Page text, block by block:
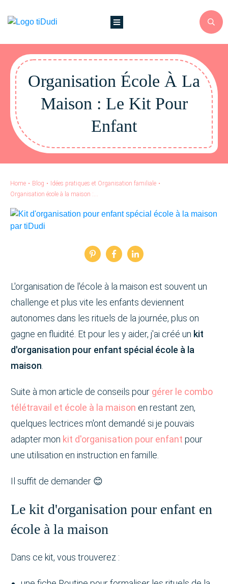
Organisation École À La
Maison : Le Kit Pour
Enfant
Home • Blog • Idées pratiques et Organisation familiale •
Organisation école à la maison : le kit pour enfant
L'organisation de l'école à la maison est souvent un
challenge et plus vite les enfants deviennent
autonomes dans les rituels de la journée, plus on
gagne en fluidité. Et pour les y aider, j'ai créé un kit
d'organisation pour enfant spécial école à la
maison
Suite à mon article de conseils pour gérer le combo
télétravail et école à la maison en restant zen,
quelques lectrices m'ont demandé si je pouvais
adapter mon kit d'organisation pour enfant pour
une utilisation en instruction en famille.
Il suffit de demander 😊
Le kit d'organisation pour enfant en
école à la maison
Dans ce kit, vous trouverez :